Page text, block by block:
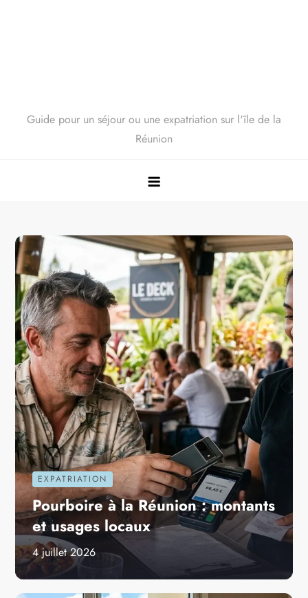
Guide pour un séjour ou une expatriation sur l'île de la
Réunion
EXPATRIATION
Pourboire à la Réunion : montants
et usages locaux
4 juillet 2026